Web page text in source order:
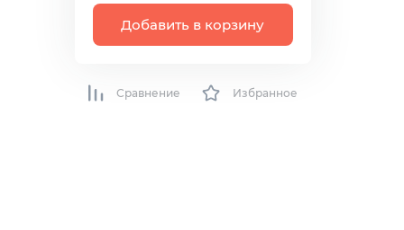
Добавить в корзину
Сравнение Избранное